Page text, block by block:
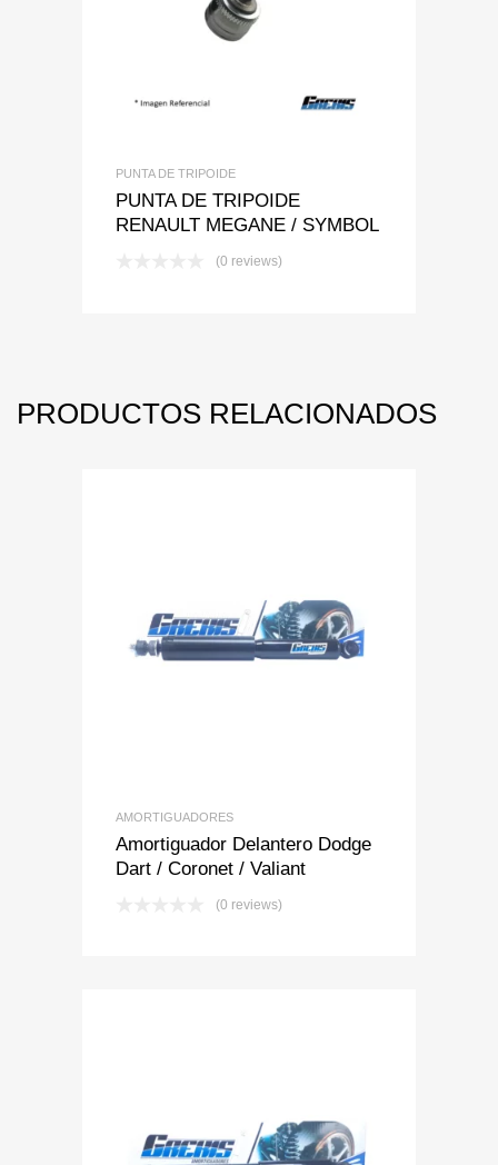
PUNTA DE TRIPOIDE
PUNTA DE TRIPOIDE
RENAULT MEGANE / SYMBOL
(0 reviews)
PRODUCTOS RELACIONADOS
Add to Wishlist
Add to Compare
AMORTIGUADORES
Amortiguador Delantero Dodge
Dart / Coronet / Valiant
(0 reviews)
Add to Wishlist
Add to Compare